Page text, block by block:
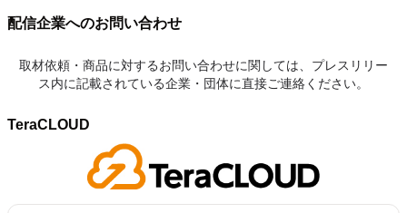
配信企業へのお問い合わせ
取材依頼・商品に対するお問い合わせに関しては、プレスリリー
ス内に記載されている企業・団体に直接ご連絡ください。
TeraCLOUD